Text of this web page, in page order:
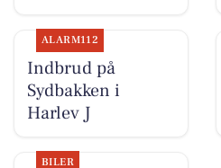
ALARM112
Indbrud på
Sydbakken i
Harlev J
BILER